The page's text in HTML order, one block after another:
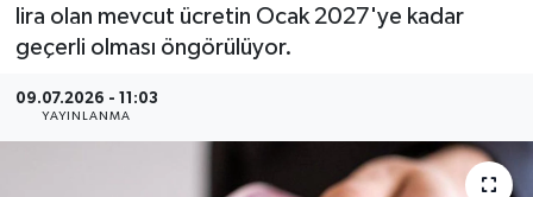
lira olan mevcut ücretin Ocak 2027'ye kadar
geçerli olması öngörülüyor.
09.07.2026 - 11:03
YAYINLANMA
E-Gazete
Haber Arşivi